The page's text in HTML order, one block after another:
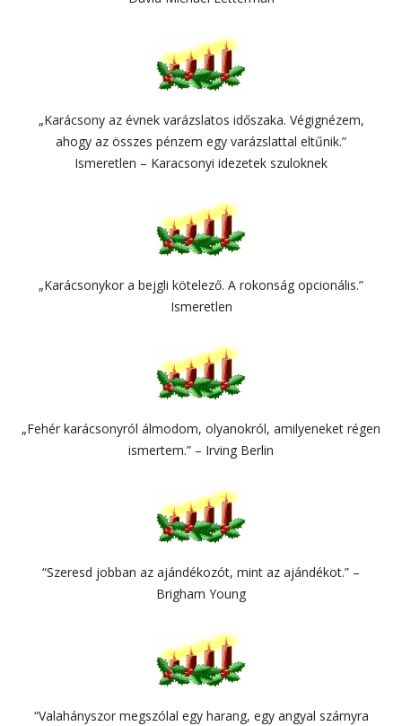
„Karácsony az évnek varázslatos időszaka. Végignézem,
ahogy az összes pénzem egy varázslattal eltűnik.”
Ismeretlen – Karacsonyi idezetek szuloknek
„Karácsonykor a bejgli kötelező. A rokonság opcionális.”
Ismeretlen
„Fehér karácsonyról álmodom, olyanokról, amilyeneket régen
ismertem.” – Irving Berlin
“Szeresd jobban az ajándékozót, mint az ajándékot.” –
Brigham Young
“Valahányszor megszólal egy harang, egy angyal szárnyra